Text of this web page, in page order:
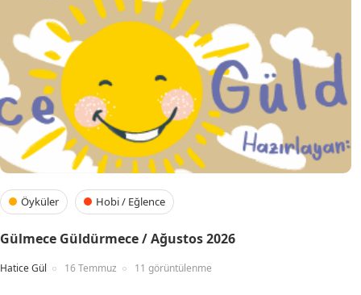
Öyküler Hobi / Eğlence
Gülmece Güldürmece / Ağustos 2026
Hatice Gül 16 Temmuz 11 görüntülenme